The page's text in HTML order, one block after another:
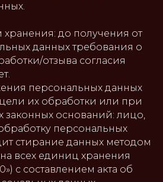
до получения от
данных требования о
отзыва согласия
персональных данных
их обработки или при
законных оснований: лицо,
персональных
стирание данных методом
всех единиц хранения
с составлением акта об